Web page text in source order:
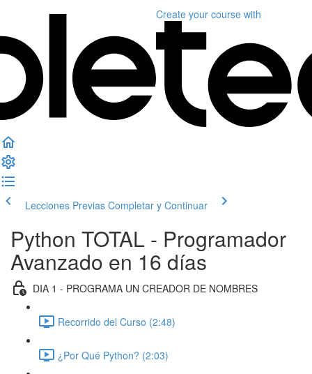
Create your course with
Lecciones Previas Completar y Continuar
Python TOTAL - Programador
Avanzado en 16 días
DIA 1 - PROGRAMA UN CREADOR DE NOMBRES
Recorrido del Curso (2:48)
¿Por Qué Python? (2:03)